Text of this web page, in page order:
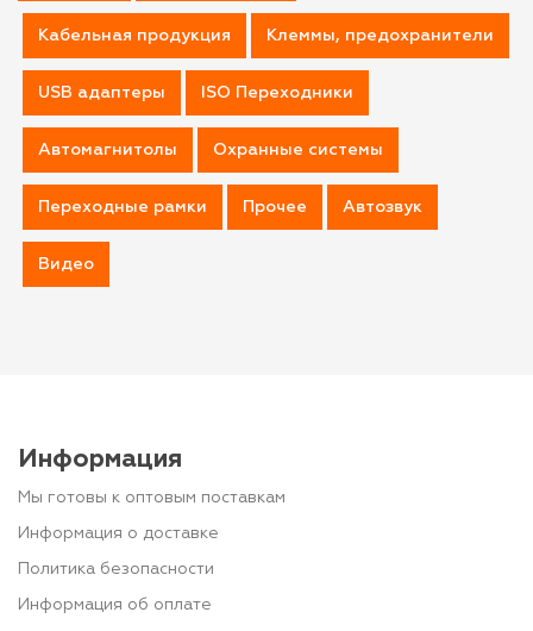
Кабельная продукция Клеммы, предохранители
USB адаптеры ISO Переходники
Автомагнитолы Охранные системы
Переходные рамки Прочее Автозвук
Видео
Информация
Мы готовы к оптовым поставкам
Информация о доставке
Политика безопасности
Информация об оплате